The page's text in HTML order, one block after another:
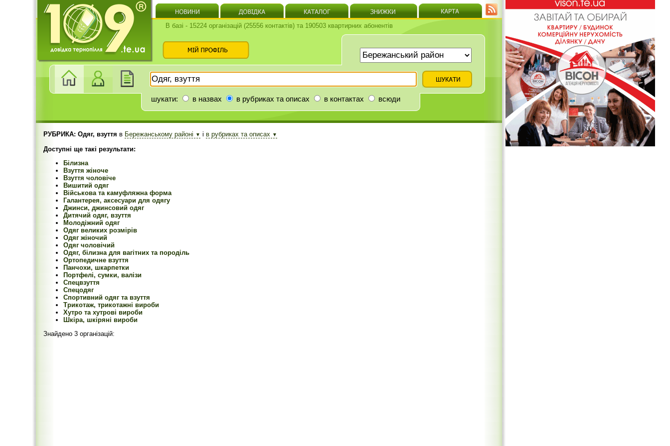
В базі - 15224 організацій (25556 контактів) та 190503 квартирних абонентів
шукати: в назвах в рубриках та описах в контактах всюди
РУБРИКА: Одяг, взуття в Бережанському районі ▼ і в рубриках та описах ▼
Доступні ще такі результати:
Білизна
Взуття жіноче
Взуття чоловіче
Вишитий одяг
Військова та камуфляжна форма
Галантерея, аксесуари для одягу
Джинси, джинсовий одяг
Дитячий одяг, взуття
Молодіжний одяг
Одяг великих розмірів
Одяг жіночий
Одяг чоловічий
Одяг, білизна для вагітних та породіль
Ортопедичне взуття
Панчохи, шкарпетки
Портфелі, сумки, валізи
Спецвзуття
Спецодяг
Спортивний одяг та взуття
Трикотаж, трикотажні вироби
Хутро та хутрові вироби
Шкіра, шкіряні вироби
Знайдено 3 організацій: